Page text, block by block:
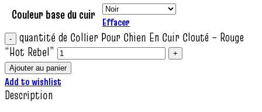
Couleur base du cuir Effacer
quantité de Collier Pour Chien En Cuir Clouté – Rouge
“Hot Rebel”
Ajouter au panier
Add to wishlist
Description